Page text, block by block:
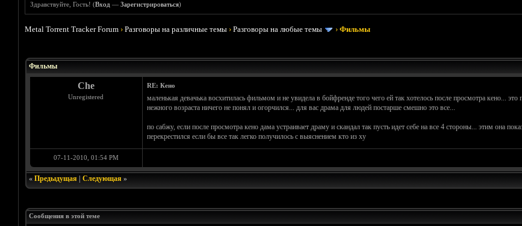
Здравствуйте, Гость! (Вход —Зарегистрироваться)
Metal Torrent Tracker Forum ›Разговоры на различные темы ›Разговоры на любые темы ›Фильмы
Фильмы
Che
Unregistered
RE: Кено
маленькая девачька восхитилась фильмом и не увидела в бойфренде того чего ей так хотелось после просмотра кено...
нежного возраста ничего не понял и огорчился... для вас драма для людей постарше смешно это все...
по сабжу, если после просмотра кено дама устраивает драму и скандал так пусть идет себе на все 4 стороны... этим она
перекрестился если бы все так легко получилось с выяснением кто из ху
07-11-2010, 01:54 PM
« Предыдущая| Следующая»
Сообщения в этой теме